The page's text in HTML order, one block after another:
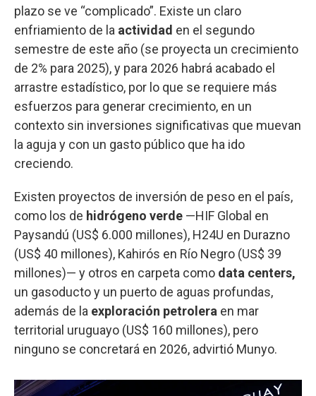
plazo se ve “complicado”. Existe un claro
enfriamiento de la actividad en el segundo
semestre de este año (se proyecta un crecimiento
de 2% para 2025), y para 2026 habrá acabado el
arrastre estadístico, por lo que se requiere más
esfuerzos para generar crecimiento, en un
contexto sin inversiones significativas que muevan
la aguja y con un gasto público que ha ido
creciendo.
Existen proyectos de inversión de peso en el país,
como los de hidrógeno verde —HIF Global en
Paysandú (US$ 6.000 millones), H24U en Durazno
(US$ 40 millones), Kahirós en Río Negro (US$ 39
millones)— y otros en carpeta como data centers,
un gasoducto y un puerto de aguas profundas,
además de la exploración petrolera en mar
territorial uruguayo (US$ 160 millones), pero
ninguno se concretará en 2026, advirtió Munyo.